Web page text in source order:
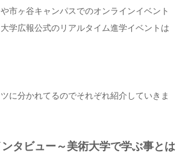
市ヶ谷キャンパスでのオンラインイベント
学広報公式のリアルタイム進学イベントは
に分かれてるのでそれぞれ紹介していきま
ンタビュー～美術大学で学ぶ事とは